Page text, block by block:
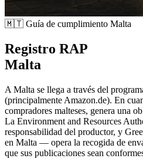
🇲🇹 Guía de cumplimiento Malta
Registro RAP
Malta
A Malta se llega a través del
(principalmente Amazon.de). En
compradores malteses, genera una
La Environment and Resources
responsabilidad del productor, y
en Malta — opera la recogida de
que sus publicaciones sean